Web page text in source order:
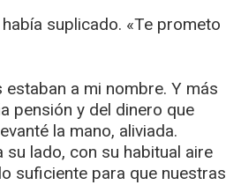
suplicado. «Te prometo
a mi nombre. Y más
pensión y del dinero que
la mano, aliviada.
lado, con su habitual aire
suficiente para que nuestras